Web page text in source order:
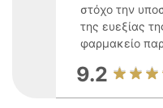
στόχο την
της ευεξίας
φαρμακείο
9.2